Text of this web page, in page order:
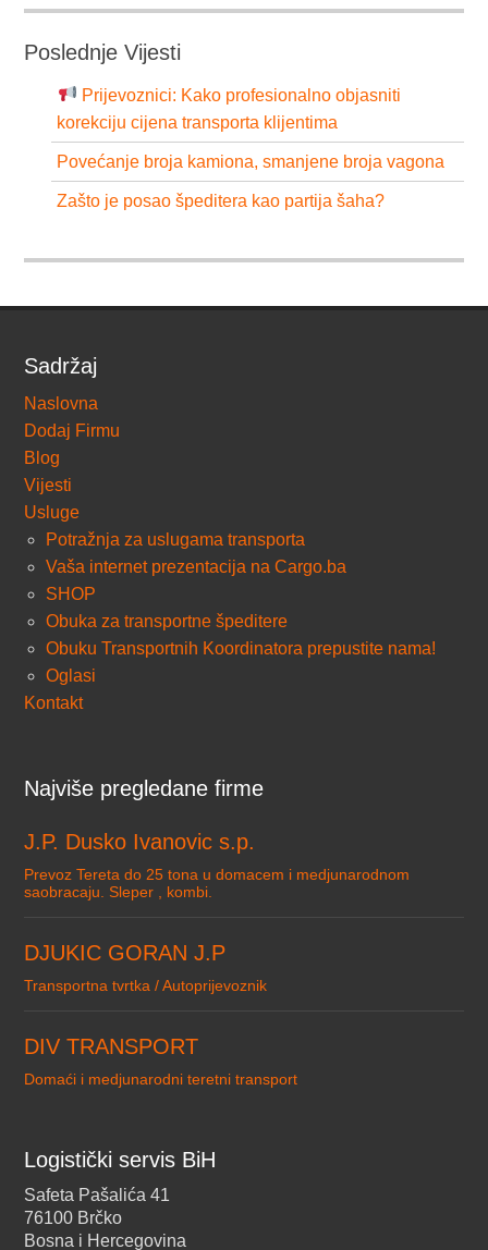
Poslednje Vijesti
Prijevoznici: Kako profesionalno objasniti
korekciju cijena transporta klijentima
Povećanje broja kamiona, smanjene broja vagona
Zašto je posao špeditera kao partija šaha?
Sadržaj
Naslovna
Dodaj Firmu
Blog
Vijesti
Usluge
Potražnja za uslugama transporta
Vaša internet prezentacija na Cargo.ba
SHOP
Obuka za transportne špeditere
Obuku Transportnih Koordinatora prepustite nama!
Oglasi
Kontakt
Najviše pregledane firme
J.P. Dusko Ivanovic s.p.
Prevoz Tereta do 25 tona u domacem i medjunarodnom
saobracaju. Sleper , kombi.
DJUKIC GORAN J.P
Transportna tvrtka / Autoprijevoznik
DIV TRANSPORT
Domaći i medjunarodni teretni transport
Logistički servis BiH
Safeta Pašalića 41
76100 Brčko
Bosna i Hercegovina